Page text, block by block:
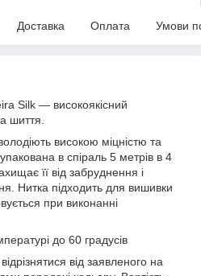
Доставка Оплата Умови
Silk ― високоякісний
шиття.
високою міцністю та
в спіраль 5 метрів в 4
її від забруднення і
Нитка підходить для вишивки
при виконанні
до 60 градусів
від заявленого на